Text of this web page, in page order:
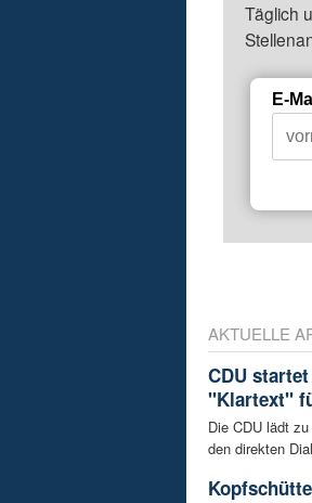
Täglich
E-
AKTUELLE
CDU
"Klartext"
Die CDU lädt
den direkten